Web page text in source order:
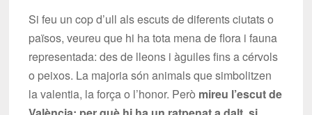
Si feu un cop d’ull als escuts de diferents ciutats o
països, veureu que hi ha tota mena de flora i fauna
representada: des de lleons i àguiles fins a cérvols
o peixos. La majoria són animals que simbolitzen
la valentia, la força o l’honor. Però mireu l’escut de